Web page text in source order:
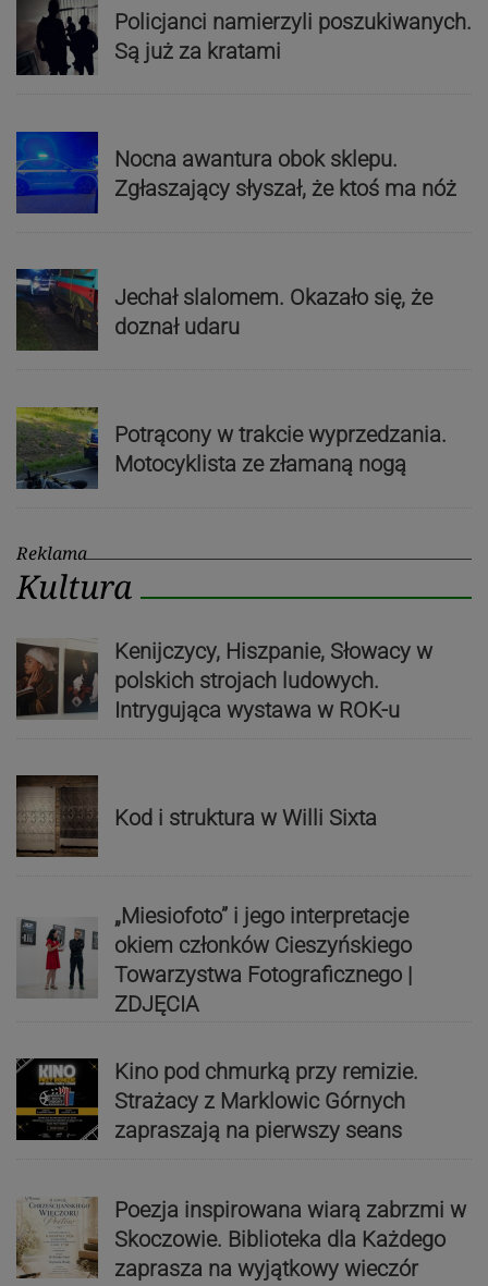
Policjanci namierzyli poszukiwanych.
Są już za kratami
Nocna awantura obok sklepu.
Zgłaszający słyszał, że ktoś ma nóż
Jechał slalomem. Okazało się, że
doznał udaru
Potrącony w trakcie wyprzedzania.
Motocyklista ze złamaną nogą
Reklama
Kultura
Kenijczycy, Hiszpanie, Słowacy w
polskich strojach ludowych.
Intrygująca wystawa w ROK-u
Kod i struktura w Willi Sixta
„Miesiofoto” i jego interpretacje
okiem członków Cieszyńskiego
Towarzystwa Fotograficznego |
ZDJĘCIA
Kino pod chmurką przy remizie.
Strażacy z Marklowic Górnych
zapraszają na pierwszy seans
Poezja inspirowana wiarą zabrzmi w
Skoczowie. Biblioteka dla Każdego
zaprasza na wyjątkowy wieczór